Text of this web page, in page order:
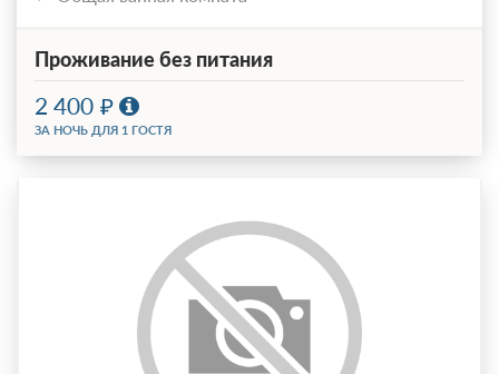
Проживание без питания
2 400
ЗА НОЧЬ ДЛЯ 1 ГОСТЯ